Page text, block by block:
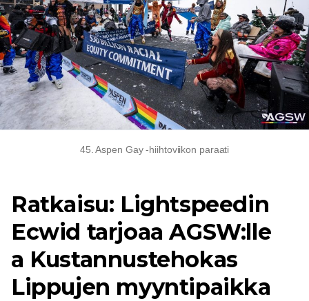
45. Aspen Gay -hiihtoviikon paraati
Ratkaisu: Lightspeedin
Ecwid tarjoaa AGSW:lle
a Kustannustehokas
Lippujen myyntipaikka